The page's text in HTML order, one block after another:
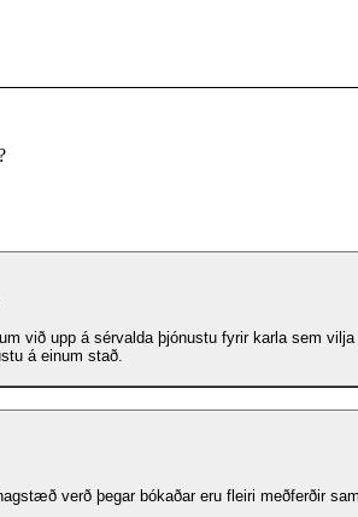
við upp á sérvalda þjónustu fyrir karla sem
á einum stað.
verð þegar bókaðar eru fleiri meðferðir